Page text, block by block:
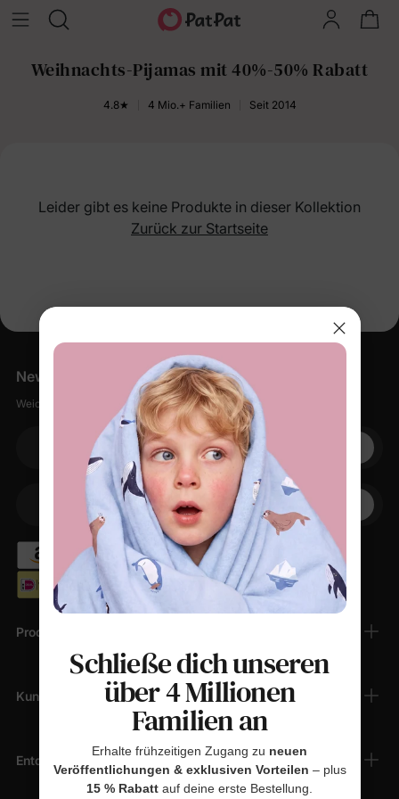
Weihnachts-Pijamas mit 40%-50% Rabatt
4.8★ 4 Mio.+ Familien Seit 2014
Leider gibt es keine Produkte in dieser Kollektion
Zurück zur Startseite
Produkte
Kundendienst
Entdecken
Newsletter
Weiche Sachen, kleine Rabatte, null Spam.
Ihre E-Mail
Ihr Telefon
Schließe dich unseren
über 4 Millionen
Familien an
Erhalte frühzeitigen Zugang zu neuen
Veröffentlichungen & exklusiven Vorteilen – plus
15 % Rabatt auf deine erste Bestellung.